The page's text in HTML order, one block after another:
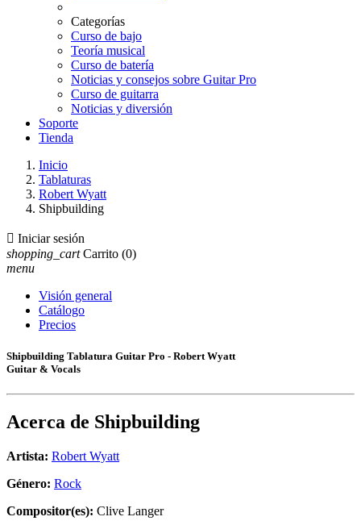
Categorías
Curso de bajo
Teoría musical
Curso de batería
Noticias y consejos sobre Guitar Pro
Curso de guitarra
Noticias y diversión
Soporte
Tienda
Inicio
Tablaturas
Robert Wyatt
Shipbuilding
 Iniciar sesión
shopping_cart Carrito (0)
menu
Visión general
Catálogo
Precios
Shipbuilding Tablatura Guitar Pro - Robert Wyatt
Guitar & Vocals
Acerca de Shipbuilding
Artista: Robert Wyatt
Género: Rock
Compositor(es): Clive Langer